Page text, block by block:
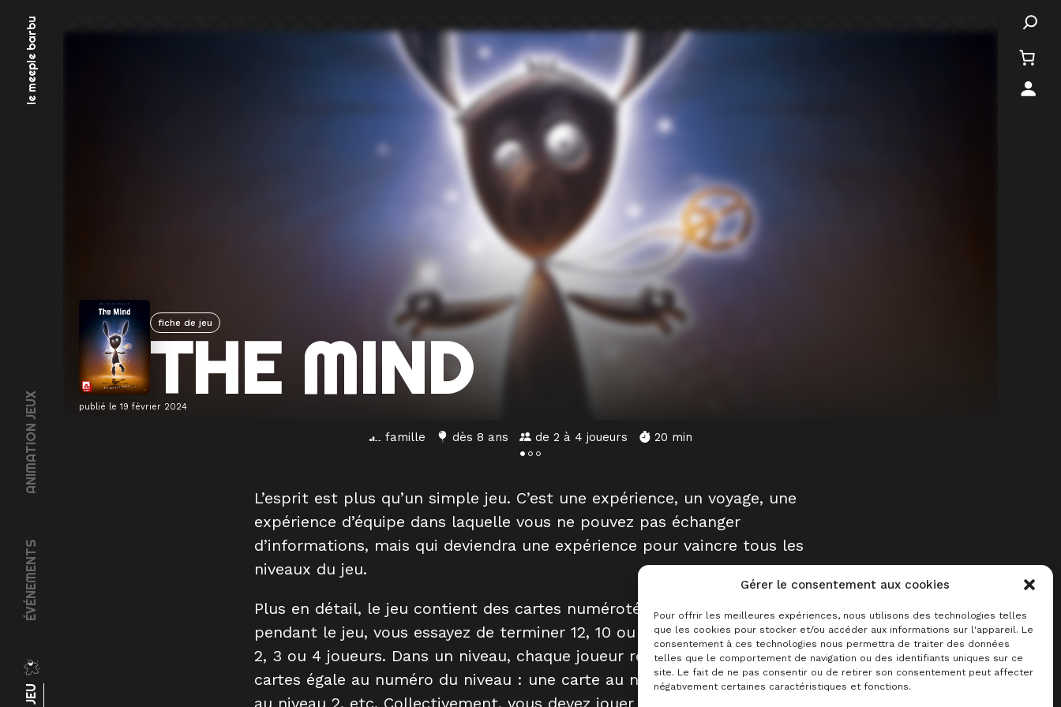
Gérer le consentement aux cookies
Pour offrir les meilleures expériences, nous utilisons des technologies telles
que les cookies pour stocker et/ou accéder aux informations sur l'appareil. Le
consentement à ces technologies nous permettra de traiter des données
telles que le comportement de navigation ou des identifiants uniques sur ce
site. Le fait de ne pas consentir ou de retirer son consentement peut affecter
négativement certaines caractéristiques et fonctions.
contenu
ÉVÉNEMENTS
ANIMATION JEUX
le meeple barbu
fiche de jeu
THE MIND
publié le 19 février 2024
famille dès 8 ans de 2 à 4 joueurs 20 min
L’esprit est plus qu’un simple jeu. C’est une expérience, un voyage, une
expérience d’équipe dans laquelle vous ne pouvez pas échanger
d’informations, mais qui deviendra une expérience pour vaincre tous les
niveaux du jeu.
Plus en détail, le jeu contient des cartes numérotées de 1 à 100, et
pendant le jeu, vous essayez de terminer 12, 10 ou 8 niveaux de jeu avec
2, 3 ou 4 joueurs. Dans un niveau, chaque joueur reçoit une main de
cartes égale au numéro du niveau : une carte au niveau 1, deux cartes
au niveau 2, etc. Collectivement, vous devez jouer ces cartes au centre